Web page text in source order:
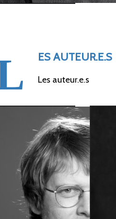
de la toponymie
ES AUTEUR.E.S
Les auteur.e.s
Philippe Vonnard
de cours, Institut des Sciences
de Lausanne, Chercheur FNS
Université de Fribourg
philippe.vonnard@unil.ch
www.unifr.ch/directory/fr/people/
Dernière planche